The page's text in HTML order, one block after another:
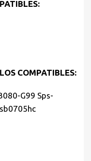
COMPATIBLES:
G99 Sps-